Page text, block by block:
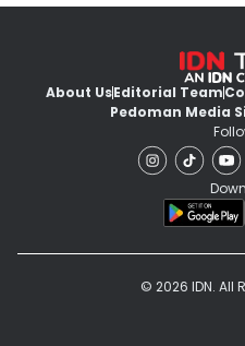
About UsEditorial Team
Pedoman Media
© 2026 IDN. All